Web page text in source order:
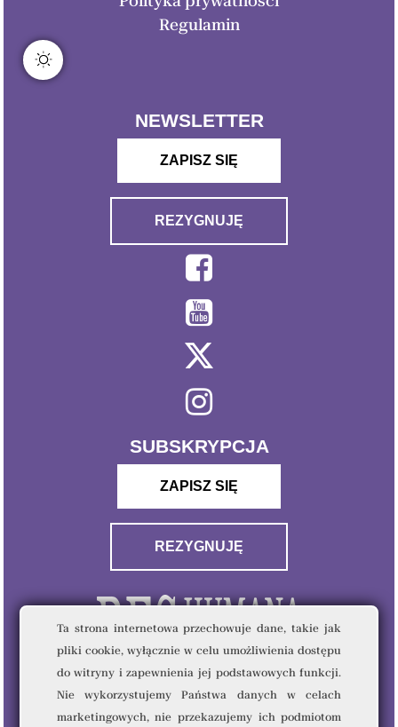
Regulamin
NEWSLETTER
ZAPISZ SIĘ
REZYGNUJĘ
SUBSKRYPCJA
ZAPISZ SIĘ
REZYGNUJĘ
Ta strona internetowa przechowuje dane, takie jak
pliki cookie, wyłącznie w celu umożliwienia dostępu
do witryny i zapewnienia jej podstawowych funkcji.
Nie wykorzystujemy Państwa danych w celach
marketingowych, nie przekazujemy ich podmiotom